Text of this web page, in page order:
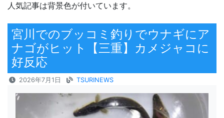
人気記事は背景色が付いています。
宮川でのブッコミ釣りでウナギにア
ナゴがヒット【三重】カメジャコに
好反応
2026年7月1日 TSURINEWS